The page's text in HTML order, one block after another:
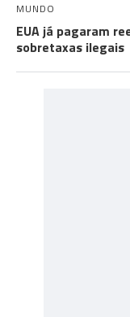
MUNDO
EUA já pagaram
sobretaxas ilegais